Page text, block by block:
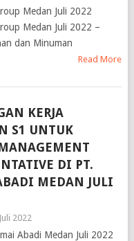
Medan Juli 2022
Medan Juli 2022 –
dan Minuman
Read More
KERJA
S1 UNTUK
DI PT.
MEDAN JULI
2022
Abadi Medan Juli 2022